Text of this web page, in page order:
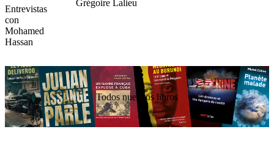
Grégoire Lalieu
Todos nuestros libros